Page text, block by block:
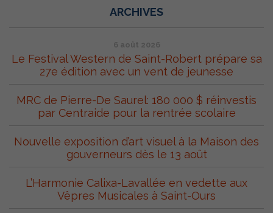
ARCHIVES
6 août 2026
Le Festival Western de Saint-Robert prépare sa
27e édition avec un vent de jeunesse
MRC de Pierre-De Saurel: 180 000 $ réinvestis
par Centraide pour la rentrée scolaire
Nouvelle exposition d’art visuel à la Maison des
gouverneurs dès le 13 août
L’Harmonie Calixa-Lavallée en vedette aux
Vêpres Musicales à Saint-Ours